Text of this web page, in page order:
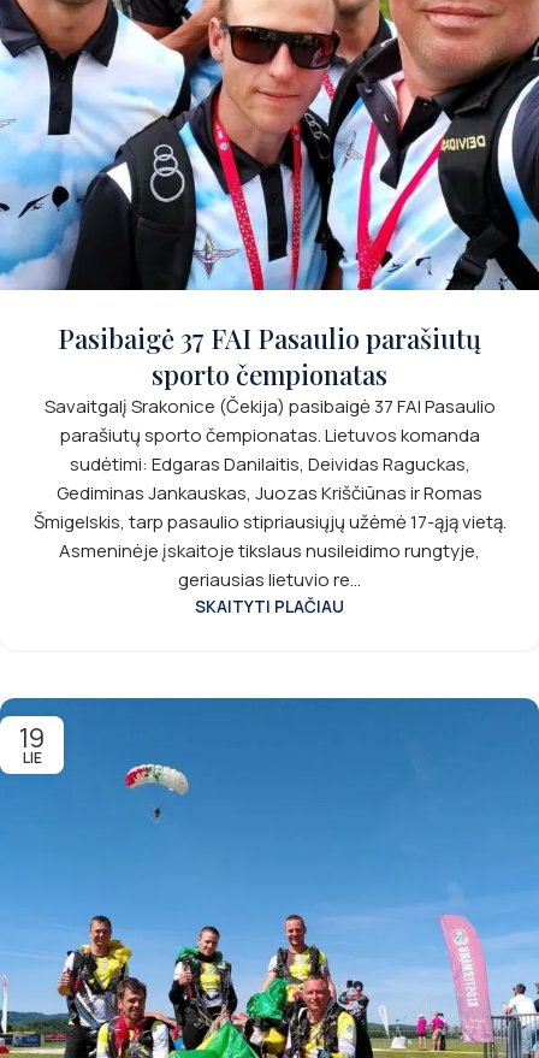
Pasibaigė 37 FAI Pasaulio parašiutų
sporto čempionatas
Savaitgalį Srakonice (Čekija) pasibaigė 37 FAI Pasaulio
parašiutų sporto čempionatas. Lietuvos komanda
sudėtimi: Edgaras Danilaitis, Deividas Raguckas,
Gediminas Jankauskas, Juozas Kriščiūnas ir Romas
Šmigelskis, tarp pasaulio stipriausiųjų užėmė 17-ąją vietą.
Asmeninėje įskaitoje tikslaus nusileidimo rungtyje,
geriausias lietuvio re...
SKAITYTI PLAČIAU
19
LIE